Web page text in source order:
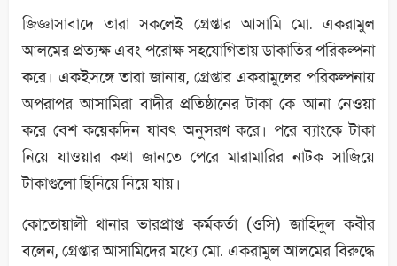
জিজ্ঞাসাবাদে তারা সকলেই গ্রেপ্তার আসামি মো. একরামুল
আলমের প্রত্যক্ষ এবং পরোক্ষ সহযোগিতায় ডাকাতির পরিকল্পনা
করে। একইসঙ্গে তারা জানায়, গ্রেপ্তার একরামুলের পরিকল্পনায়
অপরাপর আসামিরা বাদীর প্রতিষ্ঠানের টাকা কে আনা নেওয়া
করে বেশ কয়েকদিন যাবৎ অনুসরণ করে। পরে ব্যাংকে টাকা
নিয়ে যাওয়ার কথা জানতে পেরে মারামারির নাটক সাজিয়ে
টাকাগুলো ছিনিয়ে নিয়ে যায়।
কোতোয়ালী থানার ভারপ্রাপ্ত কর্মকর্তা (ওসি) জাহিদুল কবীর
বলেন, গ্রেপ্তার আসামিদের মধ্যে মো. একরামুল আলমের বিরুদ্ধে